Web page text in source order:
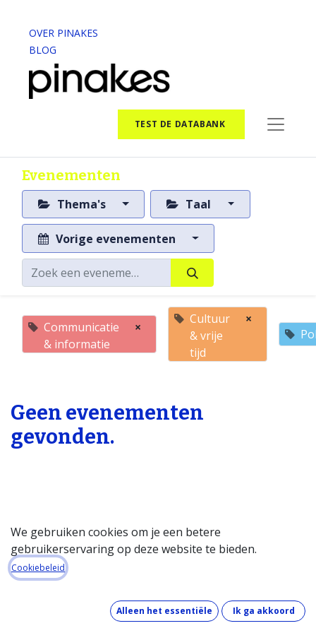
OVER PINAKES
BLOG
TEST DE DATABANK
Evenementen
Thema's Taal
Vorige evenementen
Communicatie
& informatie
×
Cultuur
& vrije
tijd
×
Geen evenementen
gevonden.
Startpagina
Over de databank
Wat kost de databank?
Hoe werkt de databank?
We gebruiken cookies om je een betere
gebruikerservaring op deze website te bieden.
Cookiebeleid
Alleen het essentiële Ik ga akkoord